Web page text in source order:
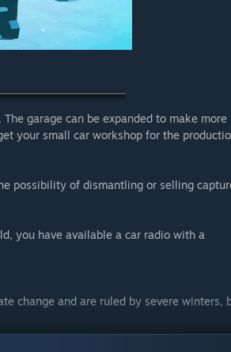
garage can be expanded to make more
your small car workshop for the
possibility of dismantling or selling
you have available a car radio with a
change and are ruled by severe winters,